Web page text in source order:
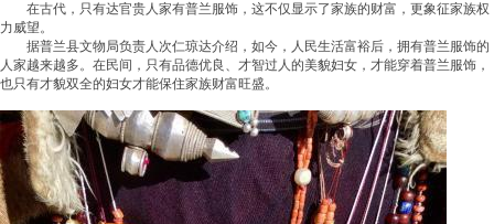
在古代，只有达官贵人家有普兰服饰，这不仅显示了家族的财富，更象征家族权
力威望。
据普兰县文物局负责人次仁琼达介绍，如今，人民生活富裕后，拥有普兰服饰的
人家越来越多。在民间，只有品德优良、才智过人的美貌妇女，才能穿着普兰服饰，
也只有才貌双全的妇女才能保住家族财富旺盛。